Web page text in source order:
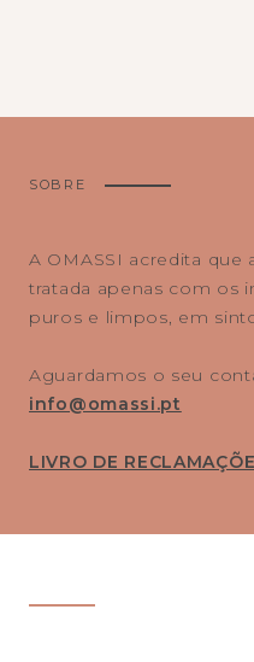
SOBRE
A OMASSI acredita que
tratada apenas com os
puros e limpos, em
Aguardamos o seu
info@omassi.pt
LIVRO DE